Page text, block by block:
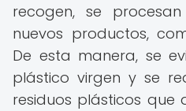
recogen, se
nuevos productos,
De esta manera, se
plástico virgen y se
residuos plásticos